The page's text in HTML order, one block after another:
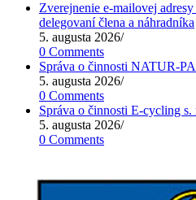
Zverejnenie e-mailovej
delegovaní člena a náhradníka
5. augusta 2026/
0 Comments
Správa o činnosti NATUR-
5. augusta 2026/
0 Comments
Správa o činnosti E-cycling s.
5. augusta 2026/
0 Comments